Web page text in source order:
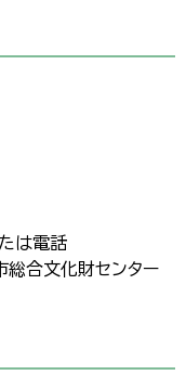
たは電話
総合文化財センター